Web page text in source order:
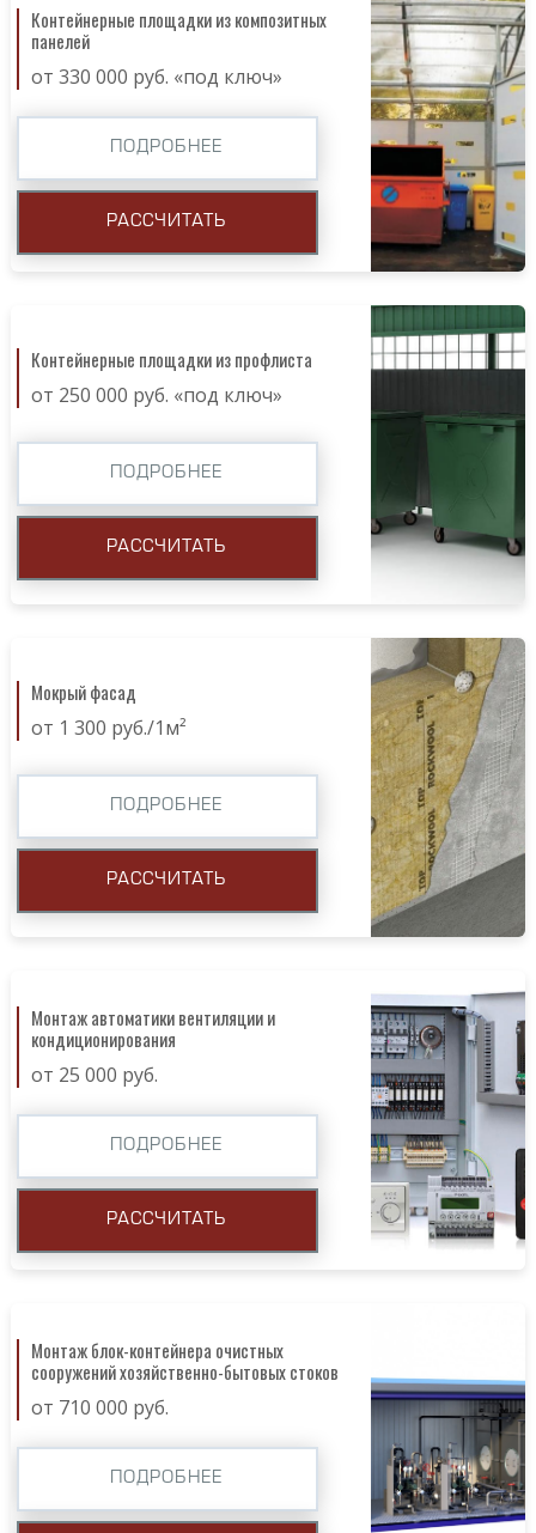
Контейнерные площадки из композитных
панелей
от 330 000 руб. «под ключ»
ПОДРОБНЕЕ
РАССЧИТАТЬ
Контейнерные площадки из профлиста
от 250 000 руб. «под ключ»
ПОДРОБНЕЕ
РАССЧИТАТЬ
Мокрый фасад
от 1 300 руб./1м²
ПОДРОБНЕЕ
РАССЧИТАТЬ
Монтаж автоматики вентиляции и
кондиционирования
от 25 000 руб.
ПОДРОБНЕЕ
РАССЧИТАТЬ
Монтаж блок-контейнера очистных
сооружений хозяйственно-бытовых стоков
от 710 000 руб.
ПОДРОБНЕЕ